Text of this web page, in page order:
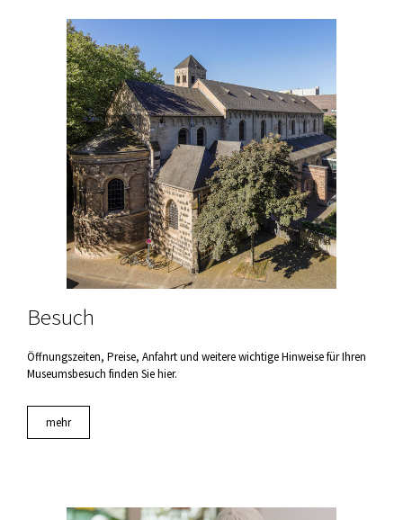
Besuch
Öffnungszeiten, Preise, Anfahrt und weitere wichtige Hinweise für Ihren
Museumsbesuch finden Sie hier.
mehr